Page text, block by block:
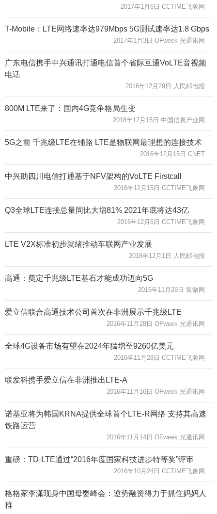
2017年1月6日 CCTIME飞象网
T-Mobile：LTE网络速率达979Mbps 5G测试速率达1.8 Gbps
2017年1月3日 OFweek 光通讯网
广东电信携手中兴通讯打通电信首个省际互通VoLTE音视频
电话
2016年12月29日 人民邮电报
800M LTE来了：国内4G竞争格局生变
2016年12月15日 中国信息产业网
5G之前 千兆级LTE在铺路 LTE是物联网最理想的连接技术
2016年12月15日 CNET
中兴助四川电信打通基于NFV架构的VoLTE Firstcall
2016年12月15日 CCTIME飞象网
Q3全球LTE连接总量同比大增81% 2021年底将达43亿
2016年12月6日 CCTIME飞象网
LTE V2X标准初步就绪推动车联网产业发展
2016年12月1日 人民邮电报
高通：奠定千兆级LTE基石才能成功迈向5G
2016年11月28日 集微网
爱立信联合高通技术公司首次在非洲展示千兆级LTE
2016年11月28日 OFweek 光通讯网
全球4G设备市场有望在2024年猛增至9260亿美元
2016年11月28日 CCTIME飞象网
联发科携手爱立信在非洲推出LTE-A
2016年11月16日 OFweek 光通讯网
诺基亚将为韩国KRNA提供全球首个LTE-R网络 支持其高速
铁路运营
2016年11月14日 OFweek 光通讯网
重磅：TD-LTE通过“2016年度国家科技进步特等奖”评审
2016年10月24日 CCTIME飞象网
格格家李潇现身中国母婴峰会：逆势融资得力于抓住妈妈人
群